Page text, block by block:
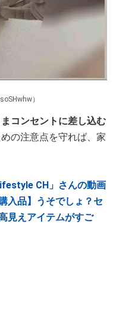
）
コンセントに差し込む
の注意点を守れば、家
CH」さんの動画
入品】うそでしょ？セ
見えアイテムがすご